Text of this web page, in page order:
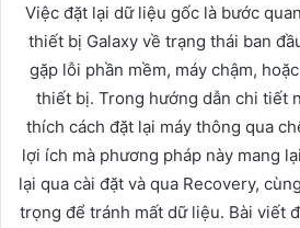
Việc đặt lại dữ liệu gốc là bước
thiết bị Galaxy về trạng thái ban
gặp lỗi phần mềm, máy chậm,
thiết bị. Trong hướng dẫn chi tiết
thích cách đặt lại máy thông qua
lợi ích mà phương pháp này mang
lại qua cài đặt và qua Recovery,
trọng để tránh mất dữ liệu. Bài viết